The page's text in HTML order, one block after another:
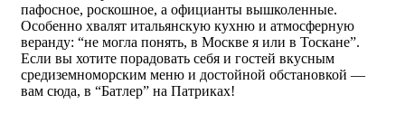
пафосное, роскошное, а официанты вышколенные.
Особенно хвалят итальянскую кухню и атмосферную
веранду: “не могла понять, в Москве я или в Тоскане”.
Если вы хотите порадовать себя и гостей вкусным
средиземноморским меню и достойной обстановкой —
вам сюда, в “Батлер” на Патриках!